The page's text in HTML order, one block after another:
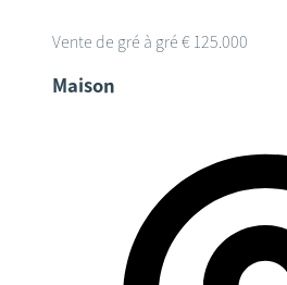
Vente de gré à gré € 125.000
Maison